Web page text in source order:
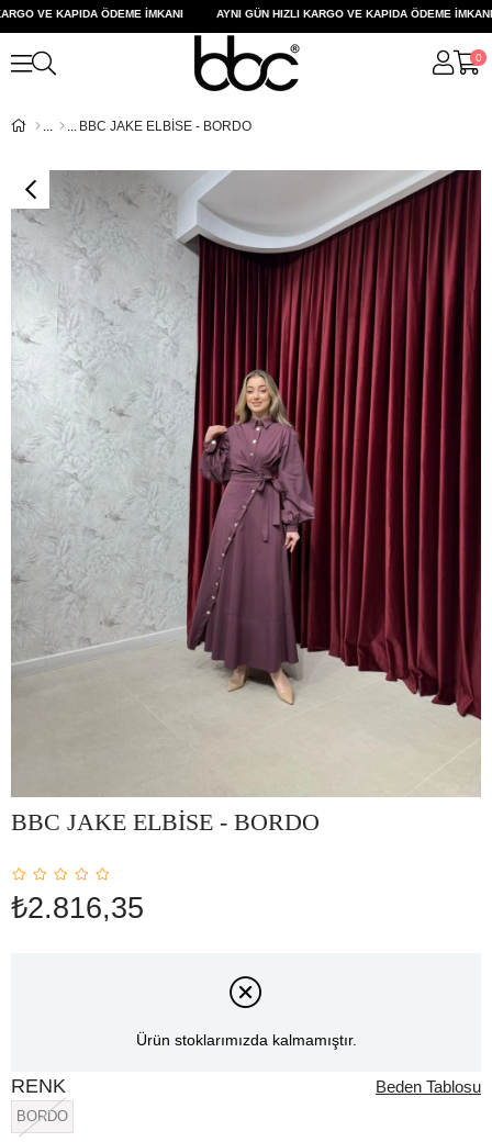
VE KAPIDA ÖDEME İMKANI AYNI GÜN HIZLI KARGO VE KAPIDA ÖDEME İMKANI
0
BBC JAKE ELBİSE - BORDO
BBC JAKE ELBİSE - BORDO
₺2.816,35
Ürün stoklarımızda kalmamıştır.
RENK
BORDO
Beden Tablosu